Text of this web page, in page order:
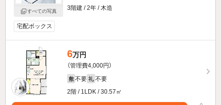
すべての写真
3階建 / 2年 / 木造
宅配ボックス
6万円
（管理費4,000円）
敷 不要 礼 不要
2階 / 1LDK / 30.57㎡